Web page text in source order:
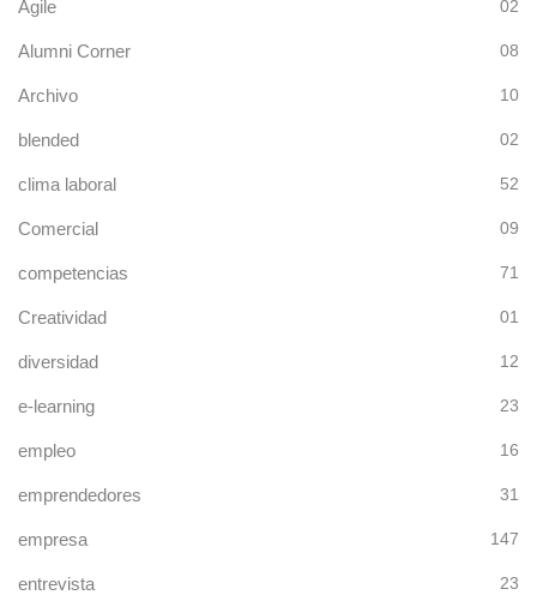
Agile 02
Alumni Corner 08
Archivo 10
blended 02
clima laboral 52
Comercial 09
competencias 71
Creatividad 01
diversidad 12
e-learning 23
empleo 16
emprendedores 31
empresa 147
entrevista 23